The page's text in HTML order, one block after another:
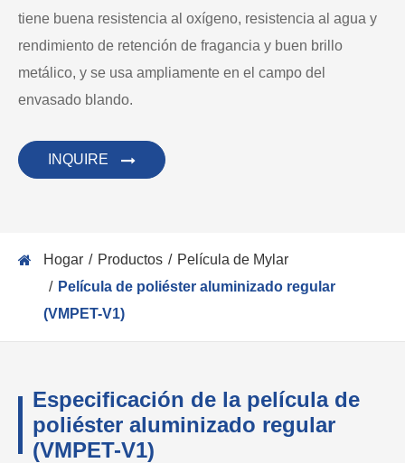
tiene buena resistencia al oxígeno, resistencia al agua y
rendimiento de retención de fragancia y buen brillo
metálico, y se usa ampliamente en el campo del
envasado blando.
INQUIRE
Hogar Productos
Película de Mylar
Película de poliéster aluminizado regular
(VMPET-V1)
Especificación de la película de
poliéster aluminizado regular
(VMPET-V1)